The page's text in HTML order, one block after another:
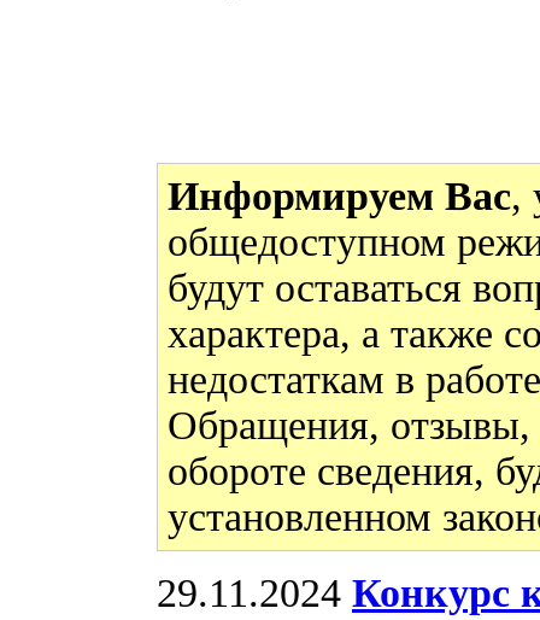
Информируем Вас,
общедоступном
будут оставаться
характера, а также
недостаткам в
Обращения, отзывы,
обороте сведения,
установленном
29.11.2024 Конкурс